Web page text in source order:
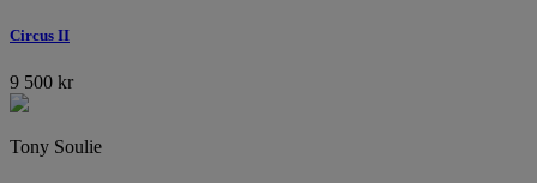
Circus II
9 500 kr
Tony Soulie